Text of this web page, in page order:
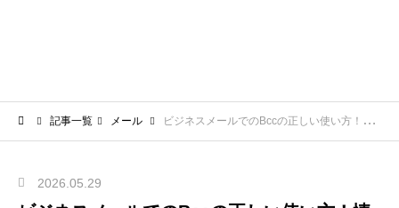
記事一覧 メール ビジネスメールでのBccの正しい使い方！情報漏洩を防ぐためのマナー
2026.05.29